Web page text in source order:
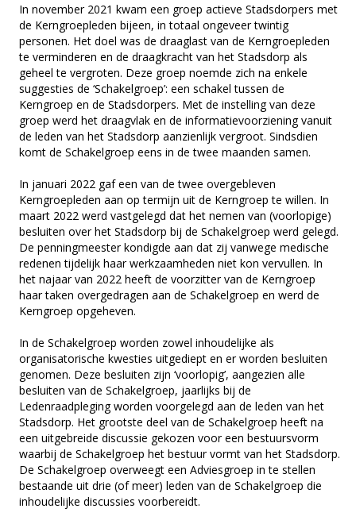
In november 2021 kwam een groep actieve Stadsdorpers met
de Kerngroepleden bijeen, in totaal ongeveer twintig
personen. Het doel was de draaglast van de Kerngroepleden
te verminderen en de draagkracht van het Stadsdorp als
geheel te vergroten. Deze groep noemde zich na enkele
suggesties de ‘Schakelgroep’: een schakel tussen de
Kerngroep en de Stadsdorpers. Met de instelling van deze
groep werd het draagvlak en de informatievoorziening vanuit
de leden van het Stadsdorp aanzienlijk vergroot. Sindsdien
komt de Schakelgroep eens in de twee maanden samen.
In januari 2022 gaf een van de twee overgebleven
Kerngroepleden aan op termijn uit de Kerngroep te willen. In
maart 2022 werd vastgelegd dat het nemen van (voorlopige)
besluiten over het Stadsdorp bij de Schakelgroep werd gelegd.
De penningmeester kondigde aan dat zij vanwege medische
redenen tijdelijk haar werkzaamheden niet kon vervullen. In
het najaar van 2022 heeft de voorzitter van de Kerngroep
haar taken overgedragen aan de Schakelgroep en werd de
Kerngroep opgeheven.
In de Schakelgroep worden zowel inhoudelijke als
organisatorische kwesties uitgediept en er worden besluiten
genomen. Deze besluiten zijn ‘voorlopig’, aangezien alle
besluiten van de Schakelgroep, jaarlijks bij de
Ledenraadpleging worden voorgelegd aan de leden van het
Stadsdorp. Het grootste deel van de Schakelgroep heeft na
een uitgebreide discussie gekozen voor een bestuursvorm
waarbij de Schakelgroep het bestuur vormt van het Stadsdorp.
De Schakelgroep overweegt een Adviesgroep in te stellen
bestaande uit drie (of meer) leden van de Schakelgroep die
inhoudelijke discussies voorbereidt.